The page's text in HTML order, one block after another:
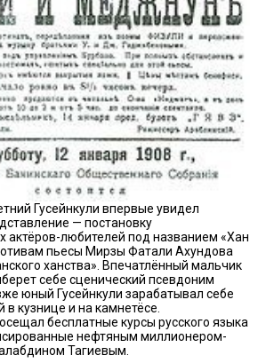
Гусейнкули впервые увидел
— постановку
актёров-любителей под названием «Хан
пьесы Мирзы Фатали Ахундова
ханства». Впечатлённый мальчик
себе сценический псевдоним
юный Гусейнкули зарабатывал себе
в кузнице и на камнетёсе.
бесплатные курсы русского языка
нефтяным миллионером-
Тагиевым.